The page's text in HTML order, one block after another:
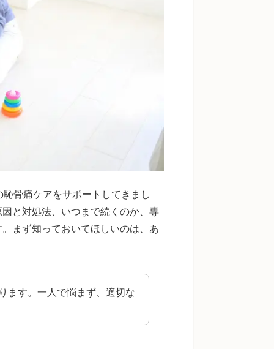
骨痛ケアをサポートしてきまし
と対処法、いつまで続くのか、専
まず知っておいてほしいのは、あ
ます。一人で悩まず、適切な